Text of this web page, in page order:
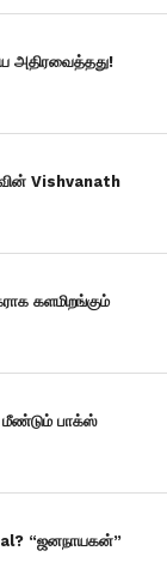
அதிரவைத்தது!
Vishvanath
களமிறங்கும்
மீண்டும் பாக்ஸ்
“ஜனநாயகன்”